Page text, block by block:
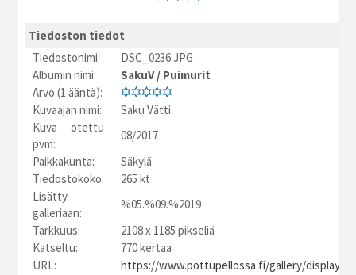
Tiedoston tiedot
Tiedostonimi:
DSC_0236.JPG
Albumin nimi:
SakuV/ Puimurit
Arvo (1 ääntä):
Kuvaajan nimi:
Saku Vätti
Kuva otettu
pvm:
08/2017
Paikkakunta:
Säkylä
Tiedostokoko:
265 kt
Lisätty
galleriaan:
%05.%09.%2019
Tarkkuus:
2108 x 1185 pikseliä
Katseltu:
770 kertaa
URL:
https://www.pottupellossa.fi/gallery/